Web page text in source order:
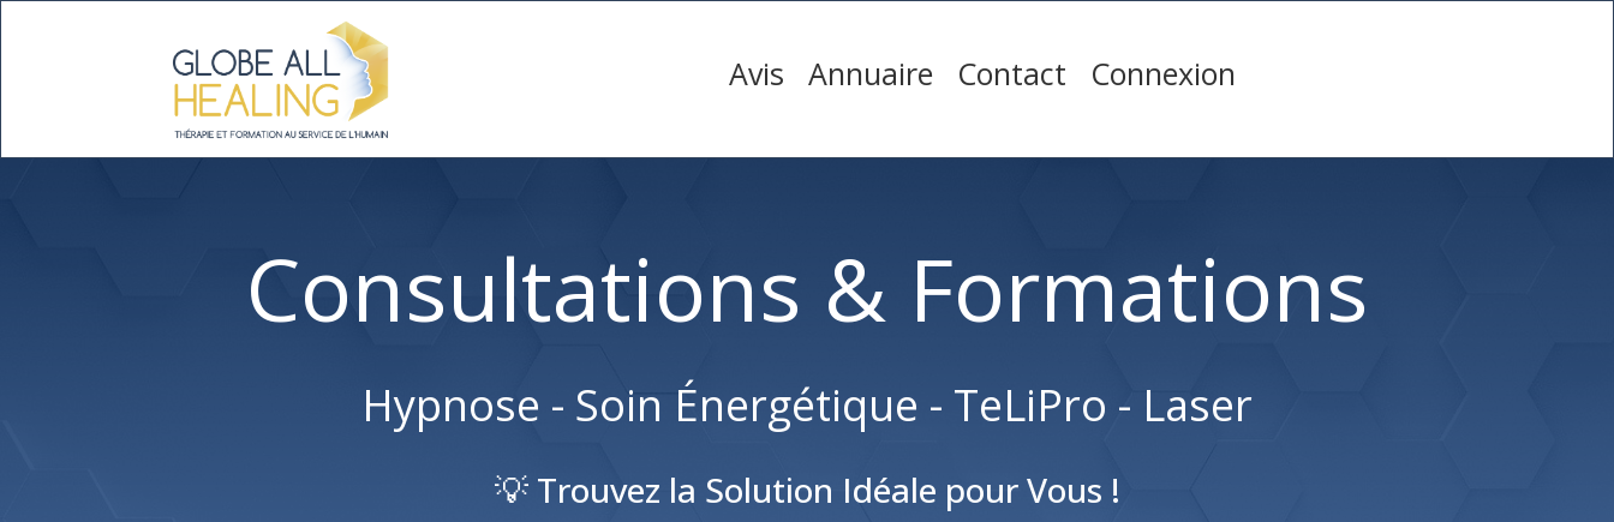
Avis Annuaire Contact Connexion
Consultations & Formations
Hypnose - Soin Énergétique - TeLiPro - Laser
💡 Trouvez la Solution Idéale pour Vous !